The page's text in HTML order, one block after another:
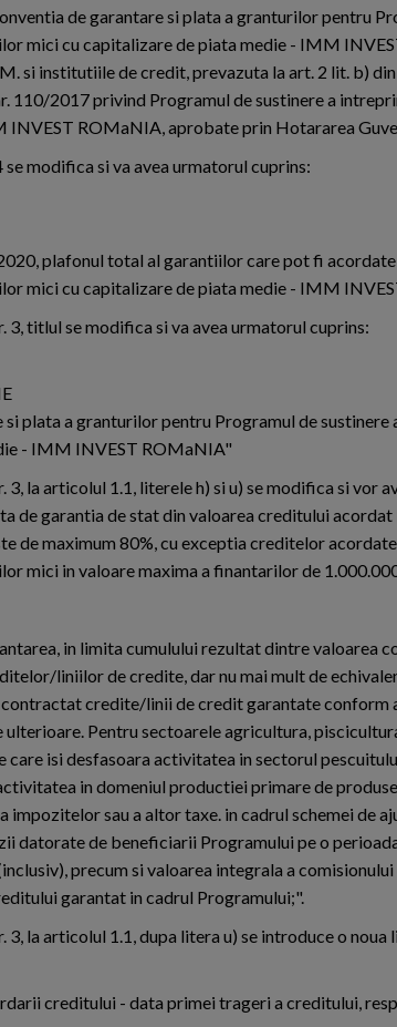
de garantare si plata a granturilor pentru
mici cu capitalizare de piata medie - IMM
si institutiile de credit, prevazuta la art. 2 lit. b)
110/2017 privind Programul de sustinere a
INVEST ROMaNIA, aprobate prin Hotararea
modifica si va avea urmatorul cuprins:
plafonul total al garantiilor care pot fi
mici cu capitalizare de piata medie - IMM
3, titlul se modifica si va avea urmatorul cuprins:
si plata a granturilor pentru Programul de
- IMM INVEST ROMaNIA"
3, la articolul 1.1, literele h) si u) se modifica si
de garantia de stat din valoarea creditului
de maximum 80%, cu exceptia creditelor
mici in valoare maxima a finantarilor de
in limita cumulului rezultat dintre valoarea
liniilor de credite, dar nu mai mult de
credite/linii de credit garantate conform
Pentru sectoarele agricultura,
care isi desfasoara activitatea in sectorul
in domeniul productiei primare de
impozitelor sau a altor taxe. in cadrul schemei de
datorate de beneficiarii Programului pe o
precum si valoarea integrala a
garantat in cadrul Programului;".
3, la articolul 1.1, dupa litera u) se introduce o
creditului - data primei trageri a creditului,